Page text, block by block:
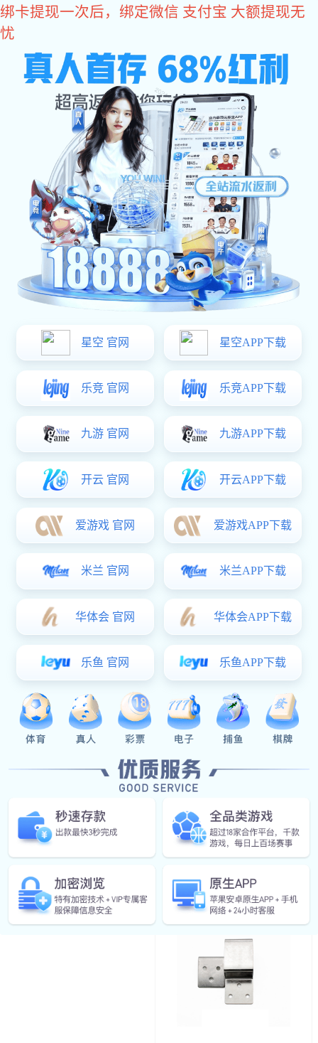
星空真人
您好，欢迎您光临星空真人商城！
星空真人
come2time.com
网站星空真人 关于星空真人
星空真人>产品中心>铰链合页系列>不锈钢折弯铰
铰链合页系列
不锈钢脱卸铰
不锈钢折弯铰
铁质扇形铰
铁质脱卸铰
不锈钢扇形铰
弹簧铰链
拉手系列
塑料拉手
精密铸造拉手
铁质拉手
锌合金拉手
搭扣系列
塑料搭扣
不锈钢搭扣
铁质搭扣
导向件
防水盖
限位装置
门锁系列
不锈钢脱卸铰 不锈钢折弯铰
HT3124左右之分铰链
￥18.00
HT0413 A4文件夹
￥10.40
CL282-2黑色